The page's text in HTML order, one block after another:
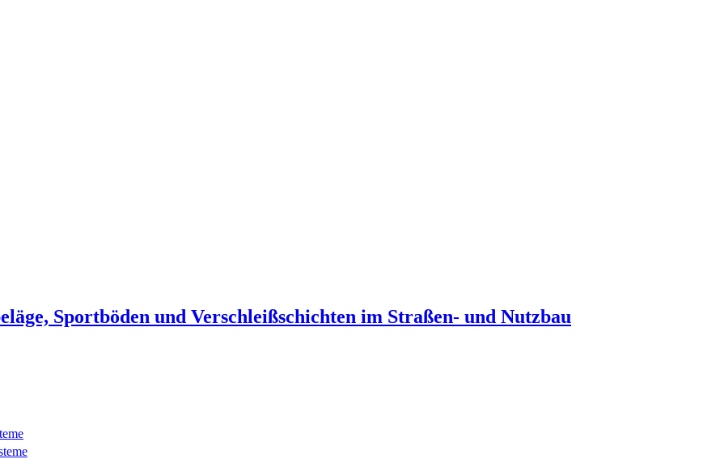
Sportböden und Verschleißschichten im Straßen- und Nutzbau